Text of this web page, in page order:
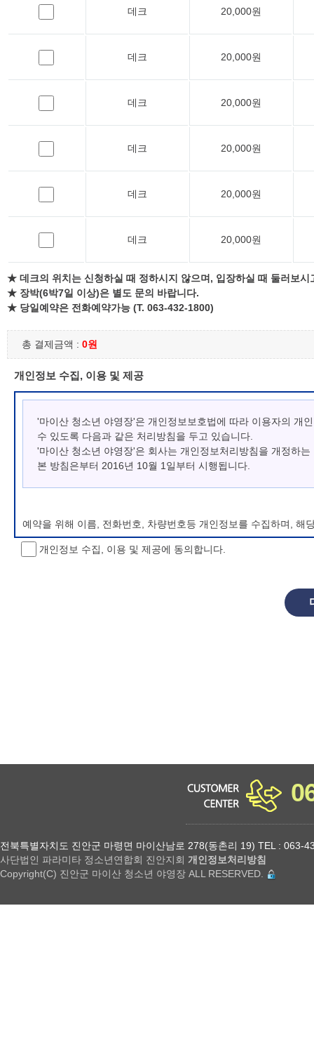
데크 20,000원
데크 20,000원
데크 20,000원
데크 20,000원
데크 20,000원
데크 20,000원
★ 데크의 위치는 신청하실 때 정하시지 않으며, 입장하실 때 둘러보시
★ 장박(6박7일 이상)은 별도 문의 바랍니다.
★ 당일예약은 전화예약가능 (T. 063-432-1800)
총 결제금액 : 0원
개인정보 수집, 이용 및 제공
'마이산 청소년 야영장'은 개인정보보호법에 따라 이용자의 개
수 있도록 다음과 같은 처리방침을 두고 있습니다.
'마이산 청소년 야영장'은 회사는 개인정보처리방침을 개정하
본 방침은부터 2016년 10월 1일부터 시행됩니다.
예약을 위해 이름, 전화번호, 차량번호등 개인정보를 수집하며, 해
개인정보 처리방침 변경
개인정보 수집, 이용 및 제공에 동의합니다.
전북특별자치도 진안군 마령면 마이산남로 278(동촌리 19) TEL : 063-
사단법인 파라미타 정소년연합회 진안지회 개인정보처리방침
Copyright(C) 진안군 마이산 청소년 야영장 ALL RESERVED.